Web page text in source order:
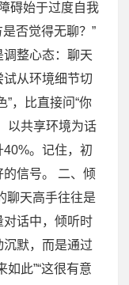
碍始于过度自我
否觉得无聊？”
整心态：聊天
从环境细节切
”，比直接问“你
以共享环境为话
。记住，初
信号。 二、倾
聊天高手往往是
话中，倾听时
默，而是通过
如此”“这很有意